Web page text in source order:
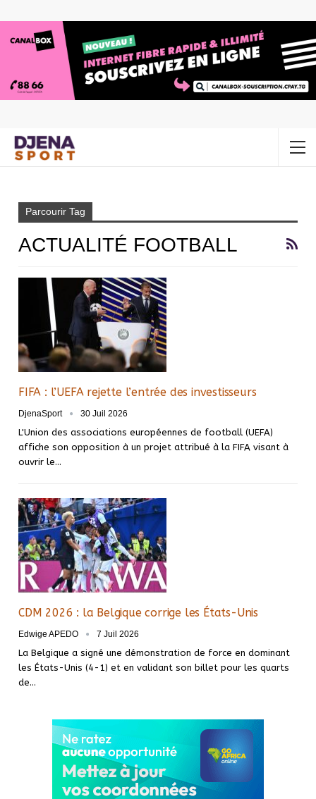
Parcourir Tag
ACTUALITÉ FOOTBALL
FIFA : l’UEFA rejette l’entrée des investisseurs
DjenaSport 30 Juil 2026
L'Union des associations européennes de football (UEFA)
affiche son opposition à un projet attribué à la FIFA visant à
ouvrir le…
CDM 2026 : la Belgique corrige les États-Unis
Edwige APEDO 7 Juil 2026
La Belgique a signé une démonstration de force en dominant
les États-Unis (4-1) et en validant son billet pour les quarts
de…